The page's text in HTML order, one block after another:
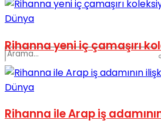
Dünya
Rihanna yeni iç çamaşırı
Dünya
Rihanna ile Arap iş